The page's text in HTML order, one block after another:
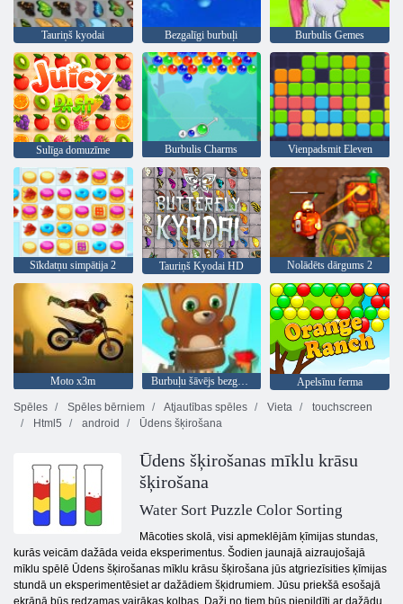
Tauriņš kyodai Bezgalīgi burbuļi Burbulis Gemes
Sulīga domuzīme Burbulis Charms Vienpadsmit Eleven
Sīkdatņu simpātija 2 Tauriņš Kyodai HD Nolādēts dārgums 2
Moto x3m Burbuļu šāvējs bezgalīgs
Apelsīnu ferma
Spēles
Spēles bērniem Atjautības spēles Vieta
touchscreen
Html5
android Ūdens šķirošana
Ūdens šķirošanas mīklu krāsu
šķirošana
Water Sort Puzzle Color Sorting
Mācoties skolā, visi apmeklējām ķīmijas stundas,
kurās veicām dažāda veida eksperimentus. Šodien jaunajā aizraujošajā
mīklu spēlē Ūdens šķirošanas mīklu krāsu šķirošana jūs atgriezīsities ķīmijas
stundā un eksperimentēsiet ar dažādiem šķidrumiem. Jūsu priekšā esošajā
ekrānā būs redzamas vairākas kolbas. Daži no tiem būs piepildīti ar dažādu